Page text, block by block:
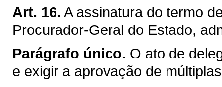
Art. 16. A assinatura do termo
Procurador-Geral do Estado,
Parágrafo único. O ato de
e exigir a aprovação de